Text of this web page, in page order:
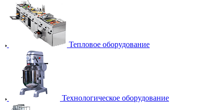
Тепловое оборудование
Технологическое оборудование